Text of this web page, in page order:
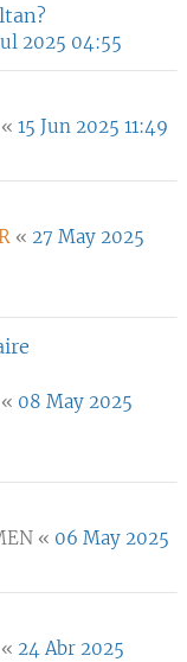
2025 04:55
« 15 Jun 2025 11:49
« 27 May 2025
« 08 May 2025
« 06 May 2025
« 24 Abr 2025